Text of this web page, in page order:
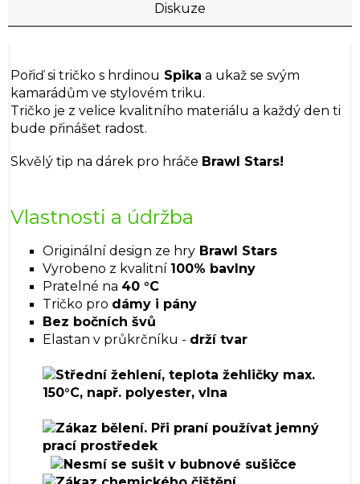
Diskuze
Pořiď si tričko s hrdinou Spika a ukaž se svým
kamarádům ve stylovém triku.
Tričko je z velice kvalitního materiálu a každý den ti
bude přinášet radost.
Skvělý tip na dárek pro hráče Brawl Stars!
Vlastnosti a údržba
Originální design ze hry Brawl Stars
Vyrobeno z kvalitní 100% bavlny
Pratelné na 40 °C
Tričko pro dámy i pány
Bez bočních švů
Elastan v průkrčníku - drží tvar